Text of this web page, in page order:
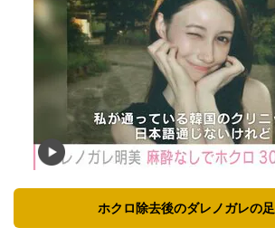
ホクロ除去後のダレノガレの足